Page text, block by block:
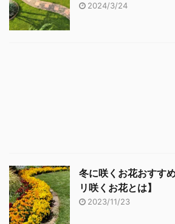
2024/3/24
冬に咲くお花おすす
リ咲くお花とは】
2023/11/23